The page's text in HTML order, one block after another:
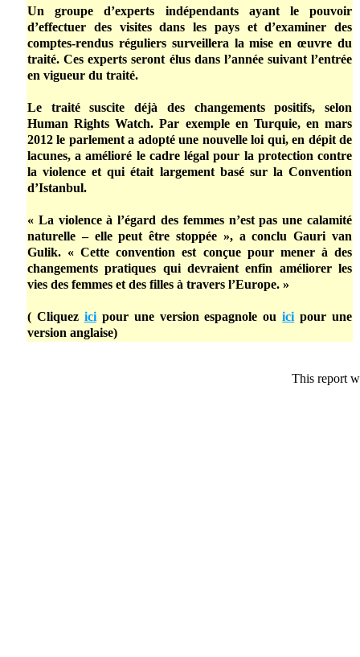
Un groupe d’experts indépendants ayant le pouvoir
d’effectuer des visites dans les pays et d’examiner des
comptes-rendus réguliers surveillera la mise en œuvre du
traité. Ces experts seront élus dans l’année suivant l’entrée
en vigueur du traité.
Le traité suscite déjà des changements positifs, selon
Human Rights Watch. Par exemple en Turquie, en mars
2012 le parlement a adopté une nouvelle loi qui, en dépit de
lacunes, a amélioré le cadre légal pour la protection contre
la violence et qui était largement basé sur la Convention
d’Istanbul.
« La violence à l’égard des femmes n’est pas une calamité
naturelle – elle peut être stoppée », a conclu Gauri van
Gulik. « Cette convention est conçue pour mener à des
changements pratiques qui devraient enfin améliorer les
vies des femmes et des filles à travers l’Europe. »
( Cliquez icipour une version espagnole ouicipour une
version anglaise)
This report